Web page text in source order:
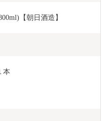
【朝日酒造】
本